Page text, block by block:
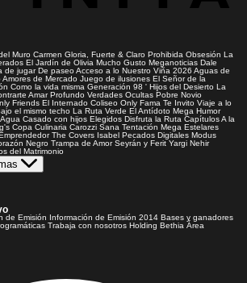
Muro Carmen Gloria, Fuerte & Claro Prohibida Obsesión La
El Jardín de Olivia Mucho Gusto Meganoticias Dale
de jugar De paseoAcceso a lo Nuestro Viña 2026 Aguas de
Amores de Mercado Juego de ilusiones El Señor de la
Como la vida misma Generación 98 ' Hijos del Desierto La
Amar Profundo Verdades Ocultas Pobre Novio
Friends El Internado Coliseo Only Fama Te Invito Viaje a lo
el mismo techo La Ruta Verde El Antídoto Mega Humor
Casado con hijos Elegidos Disfruta la Ruta CapítulosA la
Copa Culinaria Carozzi Sana Tentación Mega Estelares
The Covers Isabel Pecados Digitales Modus
Negro Trampa de Amor Seyrán y Ferit Yargi Nehir
del Matrimonio
de Emisión Información de Emisión 2014 Bases y ganadores
Trabaja con nosotros Holding Bethia Área